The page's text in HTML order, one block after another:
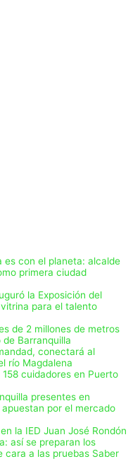
es con el planeta: alcalde
primera ciudad
la Exposición del
para el talento
de 2 millones de metros
Barranquilla
conectará al
río Magdalena
cuidadores en Puerto
presentes en
por el mercado
la IED Juan José Rondón
así se preparan los
cara a las pruebas Saber